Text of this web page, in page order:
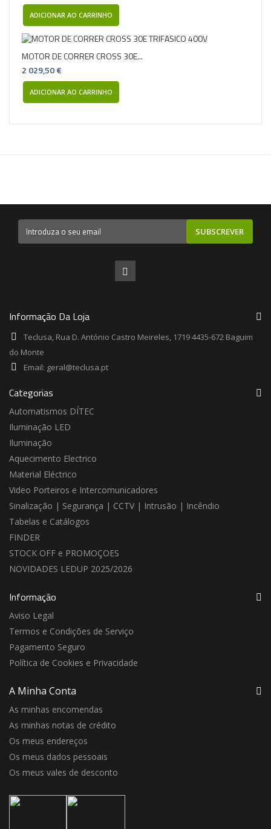
ADICIONAR AO CARRINHO
MOTOR DE CORRER CROSS 30E...
2 029,50 €
ADICIONAR AO CARRINHO
SUBSCREVER
Informação Da Loja
Teclusa, Rua D. António Castro Meireles, 1719 4435-672 Baguim
do Monte
Email: geral@teclusa.pt
Categorias
Automatismos DÍTEC
Iluminação LED
Iluminação
Aquecimento Electrico
Material Eléctrico
Video Porteiros e Intercomunicadores
Sinalização | Segurança | CCTV | Intrusão | Incêndio
Tabelas e Catálogos
FINDER
STOCK OFF e PROMOÇOES
NOVIDADES LEDUP 2025/2026
Informação
Aviso Legal
Termos e Condições de Serviço
Pagamento Seguro
Política de Cookies e Privacidade
A Minha Conta
As minhas encomendas
As minhas notas de crédito
Os meus endereços
Os meus dados pessoais
Os meus vales de desconto